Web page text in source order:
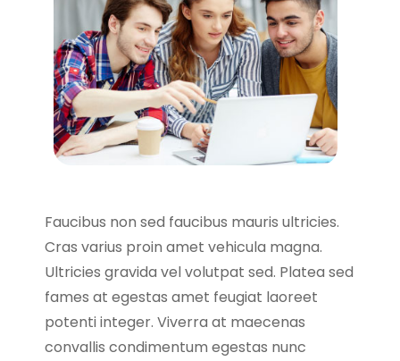
Faucibus non sed faucibus mauris ultricies.
Cras varius proin amet vehicula magna.
Ultricies gravida vel volutpat sed. Platea sed
fames at egestas amet feugiat laoreet
potenti integer. Viverra at maecenas
convallis condimentum egestas nunc